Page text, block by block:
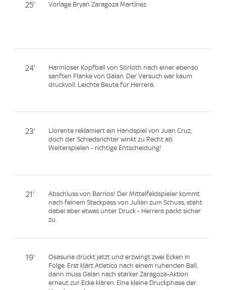
25' Vorlage Bryan Zaragoza Martínez
24'
Harmloser Kopfball von Sörloth nach einer ebenso
sanften Flanke von Galan. Der Versuch war kaum
druckvoll. Leichte Beute für Herrera.
23'
Llorente reklamiert ein Handspiel von Juan Cruz,
doch der Schiedsrichter winkt zu Recht ab.
Weiterspielen - richtige Entscheidung!
21'
Abschluss von Barrios! Der Mittelfeldspieler kommt
nach feinem Steckpass von Julian zum Schuss, steht
dabei aber etwas unter Druck - Herrera packt sicher
zu.
19'
Osasuna drückt jetzt und erzwingt zwei Ecken in
Folge. Erst klärt Atletico nach einem ruhenden Ball,
dann muss Galan nach starker Zaragoza-Aktion
erneut zur Ecke klären. Eine kleine Druckphase der